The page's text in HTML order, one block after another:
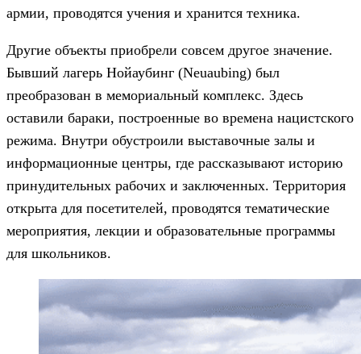
армии, проводятся учения и хранится техника.
Другие объекты приобрели совсем другое значение.
Бывший лагерь Нойаубинг (Neuaubing) был
преобразован в мемориальный комплекс. Здесь
оставили бараки, построенные во времена нацистского
режима. Внутри обустроили выставочные залы и
информационные центры, где рассказывают историю
принудительных рабочих и заключенных. Территория
открыта для посетителей, проводятся тематические
мероприятия, лекции и образовательные программы
для школьников.